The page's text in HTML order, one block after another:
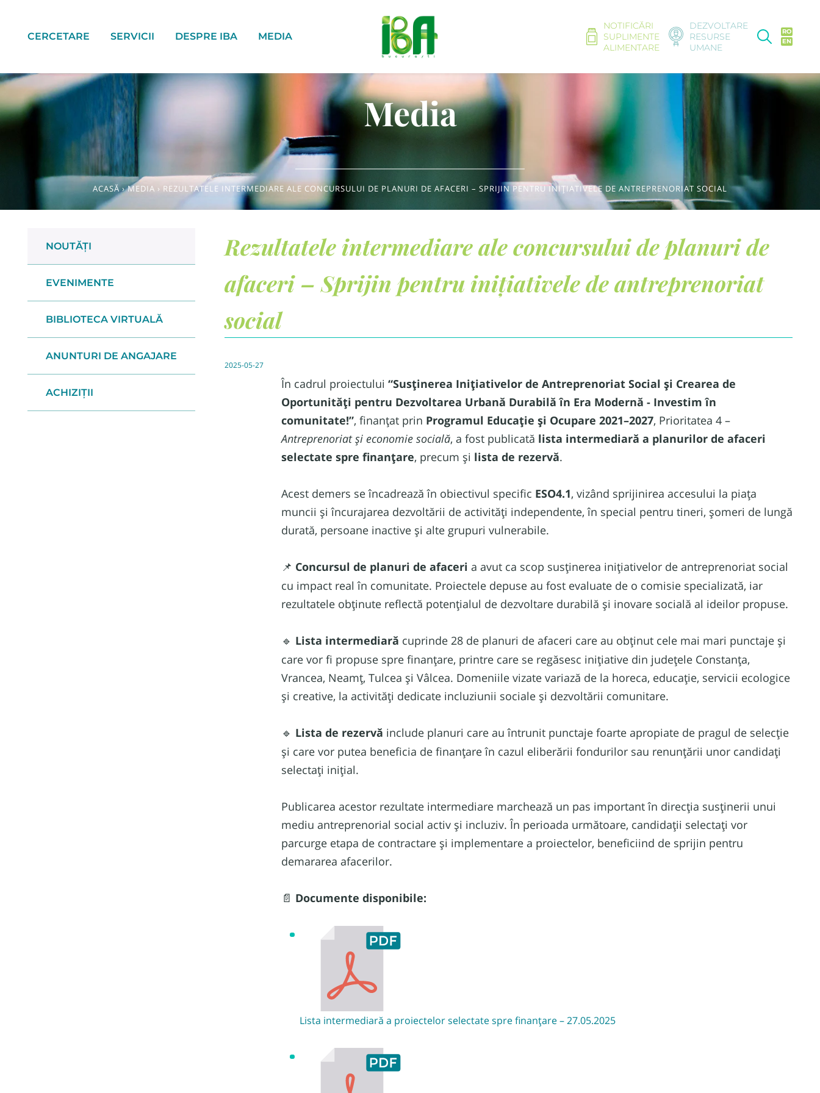
CERCETARE SERVICII DESPRE IBA MEDIA
NOTIFICĂRI
SUPLIMENTE
ALIMENTARE
DEZVOLTARE
RESURSE
UMANE
RO
EN
Media
ACASĂ › MEDIA › REZULTATELE INTERMEDIARE ALE CONCURSULUI DE PLANURI DE AFACERI – SPRIJIN PENTRU INIȚIATIVELE DE ANTREPRENORIAT SOCIAL
NOUTĂȚI
EVENIMENTE
BIBLIOTECA VIRTUALĂ
ANUNTURI DE ANGAJARE
ACHIZIȚII
Rezultatele intermediare ale concursului de planuri de
afaceri – Sprijin pentru inițiativele de antreprenoriat
social
2025-05-27
În cadrul proiectului “Susținerea Inițiativelor de Antreprenoriat Social și Crearea de
Oportunități pentru Dezvoltarea Urbană Durabilă în Era Modernă - Investim în
comunitate!”, finanțat prin Programul Educație și Ocupare 2021–2027, Prioritatea 4 –
Antreprenoriat și economie socială, a fost publicată lista intermediară a planurilor de afaceri
selectate spre finanțare, precum și lista de rezervă.
Acest demers se încadrează în obiectivul specific ESO4.1, vizând sprijinirea accesului la piața
muncii și încurajarea dezvoltării de activități independente, în special pentru tineri, șomeri de lungă
durată, persoane inactive și alte grupuri vulnerabile.
📌 Concursul de planuri de afaceri a avut ca scop susținerea inițiativelor de antreprenoriat social
cu impact real în comunitate. Proiectele depuse au fost evaluate de o comisie specializată, iar
rezultatele obținute reflectă potențialul de dezvoltare durabilă și inovare socială al ideilor propuse.
🔹 Lista intermediară cuprinde 28 de planuri de afaceri care au obținut cele mai mari punctaje și
care vor fi propuse spre finanțare, printre care se regăsesc inițiative din județele Constanța,
Vrancea, Neamț, Tulcea și Vâlcea. Domeniile vizate variază de la horeca, educație, servicii ecologice
și creative, la activități dedicate incluziunii sociale și dezvoltării comunitare.
🔹 Lista de rezervă include planuri care au întrunit punctaje foarte apropiate de pragul de selecție
și care vor putea beneficia de finanțare în cazul eliberării fondurilor sau renunțării unor candidați
selectați inițial.
Publicarea acestor rezultate intermediare marchează un pas important în direcția susținerii unui
mediu antreprenorial social activ și incluziv. În perioada următoare, candidații selectați vor
parcurge etapa de contractare și implementare a proiectelor, beneficiind de sprijin pentru
demararea afacerilor.
📄 Documente disponibile:
Lista intermediară a proiectelor selectate spre finanțare – 27.05.2025